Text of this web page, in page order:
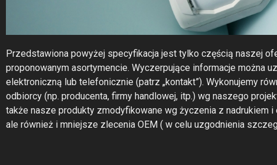
Przedstawiona powyżej specyfikacja jest tylko częścią naszej
proponowanym asortymencie. Wyczerpujące informacje można
elektroniczną lub telefonicznie (patrz „kontakt”). Wykonujemy
odbiorcy (np. producenta, firmy handlowej, itp.) wg naszego
także nasze produkty zmodyfikowane wg życzenia z nadrukiem
ale również i mniejsze zlecenia OEM ( w celu uzgodnienia